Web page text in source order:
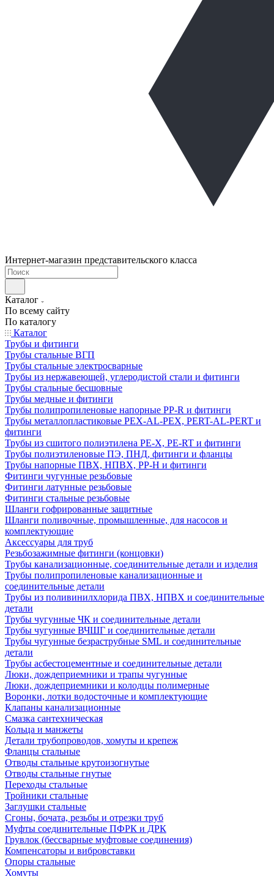
Интернет-магазин представительского класса
Каталог
По всему сайту
По каталогу
Каталог
Трубы и фитинги
Трубы стальные ВГП
Трубы стальные электросварные
Трубы из нержавеющей, углеродистой стали и фитинги
Трубы стальные бесшовные
Трубы медные и фитинги
Трубы полипропиленовые напорные PP-R и фитинги
Трубы металлопластиковые PEX-AL-PEX, PERT-AL-PERT и
фитинги
Трубы из сшитого полиэтилена PE-X, PE-RT и фитинги
Трубы полиэтиленовые ПЭ, ПНД, фитинги и фланцы
Трубы напорные ПВХ, НПВХ, PP-H и фитинги
Фитинги чугунные резьбовые
Фитинги латунные резьбовые
Фитинги стальные резьбовые
Шланги гофрированные защитные
Шланги поливочные, промышленные, для насосов и
комплектующие
Аксессуары для труб
Резьбозажимные фитинги (концовки)
Трубы канализационные, соединительные детали и изделия
Трубы полипропиленовые канализационные и
соединительные детали
Трубы из поливинилхлорида ПВХ, НПВХ и соединительные
детали
Трубы чугунные ЧК и соединительные детали
Трубы чугунные ВЧШГ и соединительные детали
Трубы чугунные безраструбные SML и соединительные
детали
Трубы асбестоцементные и соединительные детали
Люки, дождеприемники и трапы чугунные
Люки, дождеприемники и колодцы полимерные
Воронки, лотки водосточные и комплектующие
Клапаны канализационные
Смазка сантехническая
Кольца и манжеты
Детали трубопроводов, хомуты и крепеж
Фланцы стальные
Отводы стальные крутоизогнутые
Отводы стальные гнутые
Переходы стальные
Тройники стальные
Заглушки стальные
Сгоны, бочата, резьбы и отрезки труб
Муфты соединительные ПФРК и ДРК
Грувлок (бессварные муфтовые соединения)
Компенсаторы и вибровставки
Опоры стальные
Хомуты